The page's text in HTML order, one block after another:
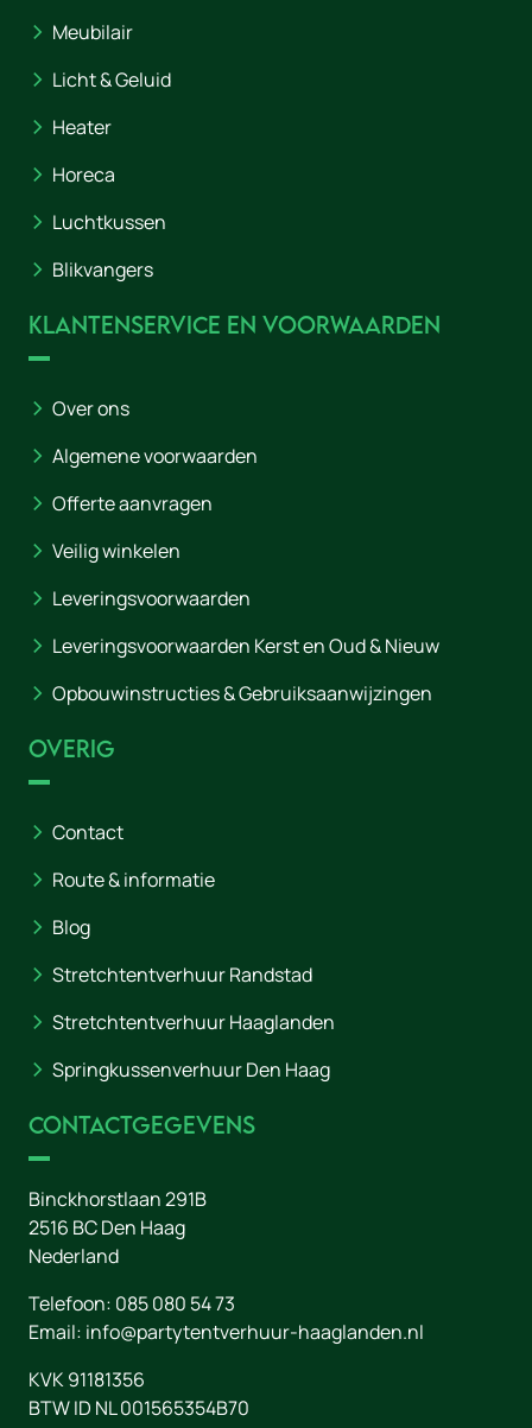
Meubilair
Licht & Geluid
Heater
Horeca
Luchtkussen
Blikvangers
Klantenservice en voorwaarden
Over ons
Algemene voorwaarden
Offerte aanvragen
Veilig winkelen
Leveringsvoorwaarden
Leveringsvoorwaarden Kerst en Oud & Nieuw
Opbouwinstructies & Gebruiksaanwijzingen
Overig
Contact
Route & informatie
Blog
Stretchtentverhuur Randstad
Stretchtentverhuur Haaglanden
Springkussenverhuur Den Haag
Contactgegevens
Binckhorstlaan 291B
2516 BCDen Haag
Nederland
Telefoon: 085 080 54 73
Email: info@partytentverhuur-haaglanden.nl
KVK 91181356
BTW ID NL 001565354B70